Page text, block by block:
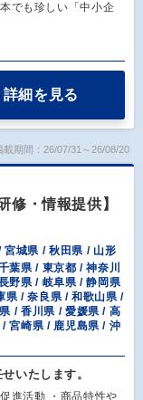
でも珍しい「中小企
詳細を見る
載期間：26/07/31～26/08/20
修・情報提供】
宮城県 / 秋田県 / 山形
葉県 / 東京都 / 神奈川
野県 / 岐阜県 / 静岡県
県 / 奈良県 / 和歌山県 /
/ 香川県 / 愛媛県 / 高
宮崎県 / 鹿児島県 / 沖
いたします。
進活動 ・商品特性や